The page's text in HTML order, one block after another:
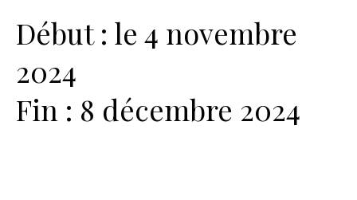
Début : le 4 novembre
2024
Fin : 8 décembre 2024